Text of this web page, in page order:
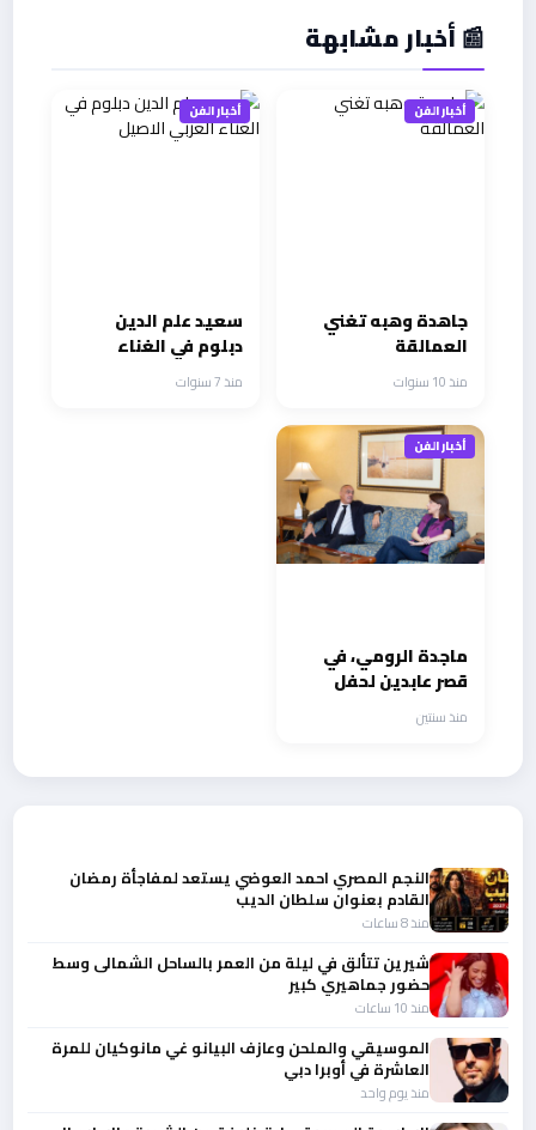
📰 أخبار مشابهة
أخبار الفن
جاهدة وهبه تغني
العمالقة
منذ 10 سنوات
أخبار الفن
سعيد علم الدين
دبلوم في الغناء
العربي الاصيلمنذ 7 سنوات
أخبار الفن
ماجدة الرومي، في
قصر عابدين لحفل
تحضره نخبة من كبار
شخصيات مصر..
منذ سنتين
النجم المصري احمد العوضي يستعد لمفاجأة رمضان
القادم بعنوان سلطان الديب
منذ 8 ساعات
شيرين تتألق في ليلة من العمر بالساحل الشمالى وسط
حضور جماهيري كبير
منذ 10 ساعات
الموسيقي والملحن وعازف البيانو غي مانوكيان للمرة
العاشرة في أوبرا دبي
منذ يوم واحد